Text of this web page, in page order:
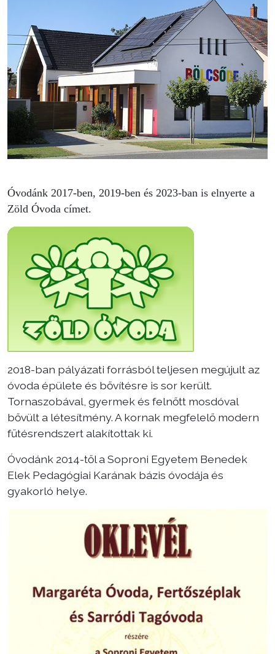
Óvodánk 2017-ben, 2019-ben és 2023-ban is elnyerte a
Zöld Óvoda címet.
2018-ban pályázati forrásból teljesen megújult az
óvoda épülete és bővítésre is sor került.
Tornaszobával, gyermek és felnőtt mosdóval
bővült a létesítmény. A kornak megfelelő modern
fűtésrendszert alakítottak ki.
Óvodánk 2014-től a Soproni Egyetem Benedek
Elek Pedagógiai Karának bázis óvodája és
gyakorló helye.